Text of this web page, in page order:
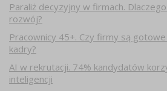
Paraliż decyzyjny w firmach.
rozwój?
Pracownicy 45+. Czy firmy są
kadry?
AI w rekrutacji. 74% kandydatów
inteligencji